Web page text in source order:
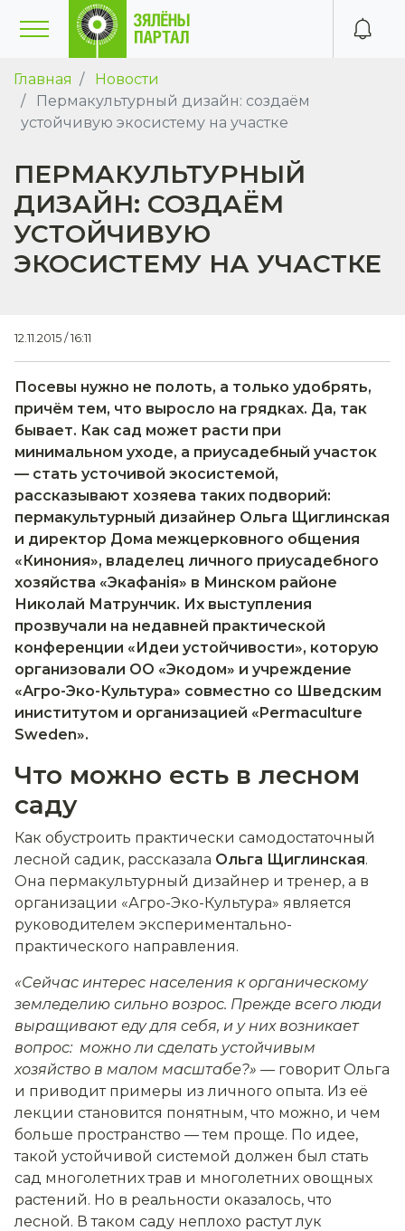
Главная
Новости
Пермакультурный дизайн: создаём
устойчивую экосистему на участке
ПЕРМАКУЛЬТУРНЫЙ
ДИЗАЙН: СОЗДАЁМ
УСТОЙЧИВУЮ
ЭКОСИСТЕМУ НА УЧАСТКЕ
12.11.2015 / 16:11
Посевы нужно не полоть, а только удобрять,
причём тем, что выросло на грядках. Да, так
бывает. Как сад может расти при
минимальном уходе, а приусадебный участок
— стать усточивой экосистемой,
рассказывают хозяева таких подворий:
пермакультурный дизайнер Ольга Щиглинская
и директор Дома межцерковного общения
«Кинония», владелец личного приусадебного
хозяйства «Экафанія» в Минском районе
Николай Матрунчик. Их выступления
прозвучали на недавней практической
конференции «Идеи устойчивости», которую
организовали ОО «Экодом» и учреждение
«Агро-Эко-Культура» совместно со Шведским
иниститутом и организацией «Permaculture
Sweden».
Что можно есть в лесном
саду
Как обустроить практически самодостаточный
лесной садик, рассказала Ольга Щиглинская.
Она пермакультурный дизайнер и тренер, а в
организации «Агро-Эко-Культура» является
руководителем экспериментально-
практического направления.
«Сейчас интерес населения к органическому
земледелию сильно возрос. Прежде всего люди
выращивают еду для себя, и у них возникает
вопрос: можно ли сделать устойчивым
хозяйство в малом масштабе?» — говорит Ольга
и приводит примеры из личного опыта. Из её
лекции становится понятным, что можно, и чем
больше пространство — тем проще. По идее,
такой устойчивой системой должен был стать
сад многолетних трав и многолетних овощных
растений. Но в реальности оказалось, что
лесной. В таком саду неплохо растут лук